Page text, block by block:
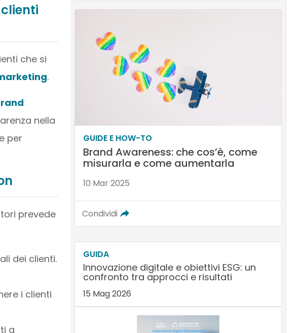
che si
.
nella
per
prevede
dei clienti.
i clienti
a
GUIDE E HOW-TO
Brand Awareness: che cos’è, come
misurarla e come aumentarla
10 Mar 2025
Condividi
GUIDA
Innovazione digitale e obiettivi ESG: un
confronto tra approcci e risultati
15 Mag 2026